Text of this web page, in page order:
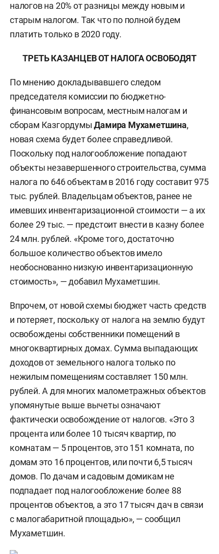
налогов на 20% от разницы между новым и
старым налогом. Так что по полной будем
платить только в 2020 году.
ТРЕТЬ КАЗАНЦЕВ ОТ НАЛОГА ОСВОБОДЯТ
По мнению докладывавшего следом
председателя комиссии по бюджетно-
финансовым вопросам, местным налогам и
сборам КазгордумыДамира Мухаметшина,
новая схема будет более справедливой.
Поскольку под налогообложение попадают
объекты незавершенного строительства, сумма
налога по 646 объектам в 2016 году составит 975
тыс. рублей. Владельцам объектов, ранее не
имевших инвентаризационной стоимости — а их
более 29 тыс. — предстоит внести в казну более
24 млн. рублей. «Кроме того, достаточно
большое количество объектов имело
необоснованно низкую инвентаризационную
стоимость», — добавил Мухаметшин.
Впрочем, от новой схемы бюджет часть средств
и потеряет, поскольку от налога на землю будут
освобождены собственники помещений в
многоквартирных домах. Сумма выпадающих
доходов от земельного налога только по
нежилым помещениям составляет 150 млн.
рублей. А для многих малометражных объектов
упомянутые выше вычеты означают
фактически освобождение от налогов. «Это 3
процента или более 10 тысяч квартир, по
комнатам — 5 процентов, это 151 комната, по
домам это 16 процентов, или почти 6,5 тысяч
домов. По дачам и садовым домикам не
подпадает под налогообложение более 88
процентов объектов, а это 17 тысяч дач в связи
с малогабаритной площадью», — сообщил
Мухаметшин.